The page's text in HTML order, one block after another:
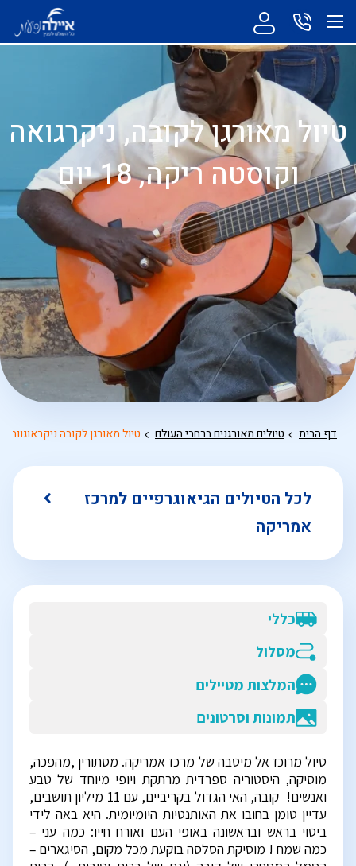
טיול מאורגן לקובה, ניקרגואה
וקוסטה ריקה, 18 יום
דף הבית טיולים מאורגנים ברחבי העולם טיול מאורגן לקובה ניקראוגווה
לכל הטיולים הגיאוגרפיים למרכז
אמריקה